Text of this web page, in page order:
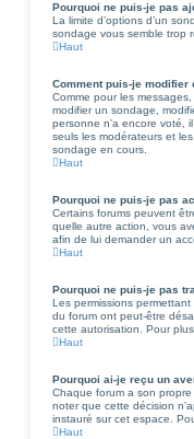
Pourquoi ne puis-je pas
La limite d’options d’un
sondage vous semble trop
Haut
Comment puis-je modifier
Comme pour les
modifier un sondage,
personne n’a encore voté,
seuls les modérateurs et
sondage en cours.
Haut
Pourquoi ne puis-je pas
Certains forums peuvent
quelle autre action, vous
afin de lui demander un
Haut
Pourquoi ne puis-je pas
Les permissions
du forum ont peut-être
cette autorisation. Pour
Haut
Pourquoi ai-je reçu un
Chaque forum a son
noter que cette décision
instauré sur cet espace.
Haut